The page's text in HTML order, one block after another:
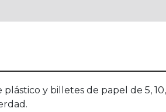
y billetes de papel de 5,